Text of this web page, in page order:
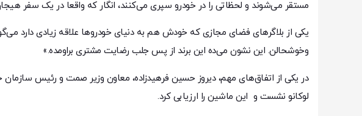
مستقر می‌شوند و لحظاتی را در خودرو سپری می‌کنند، انگار که واقعا در یک سفر
یکی از بلاگرهای فضای مجازی که خودش هم به دنیای خودروها علاقه زیادی دارد
وخوشحالن. این نشون می‌ده این برند از پس جلب رضایت مشتری براومده.»
لوکانو نشست و این ماشین را ارزیابی کرد.